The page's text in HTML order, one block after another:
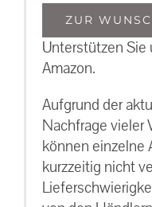
ZUR
Unterstützen Sie
Amazon.
Aufgrund der
Nachfrage vieler
können einzelne
kurzzeitig nicht